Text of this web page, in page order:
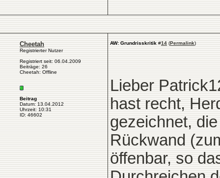
Cheetah
Registrierter Nutzer
Registriert seit: 06.04.2009
Beiträge: 26
Cheetah: Offline
Beitrag
Datum: 13.04.2012
Uhrzeit: 10:31
ID: 46602
AW: Grundrisskritik #14 (Permalink)
Lieber
hast recht,
gezeichnet,
Rückwand
öffenbar, so